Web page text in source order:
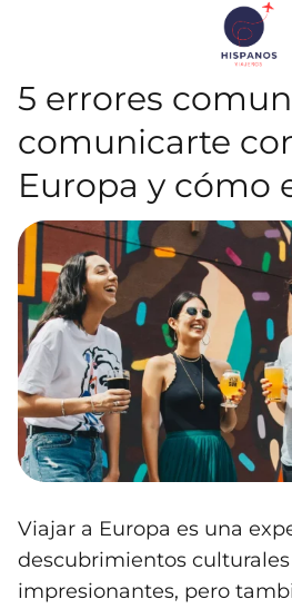
5 errores
comunicarte
Europa y cómo
Viajar a Europa es una
descubrimientos
impresionantes, pero